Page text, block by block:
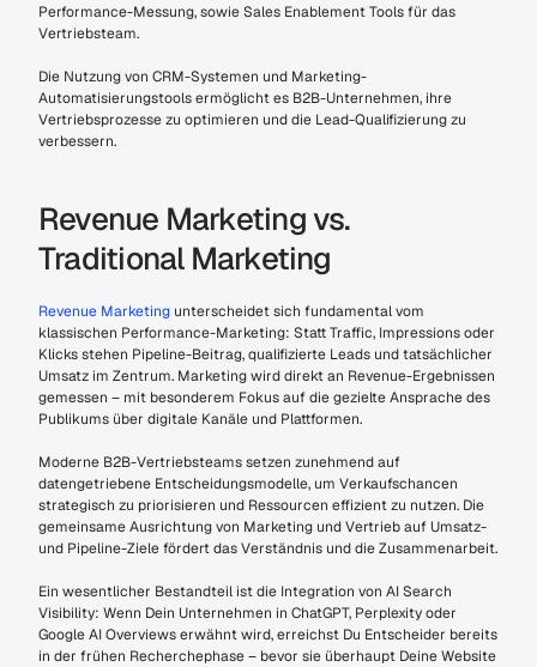
Performance-Messung, sowie Sales Enablement Tools für das
Vertriebsteam.
Die Nutzung von CRM-Systemen und Marketing-
Automatisierungstools ermöglicht es B2B-Unternehmen, ihre
Vertriebsprozesse zu optimieren und die Lead-Qualifizierung zu
verbessern.
Revenue Marketing vs.
Traditional Marketing
Revenue Marketing unterscheidet sich fundamental vom
klassischen Performance-Marketing: Statt Traffic, Impressions oder
Klicks stehen Pipeline-Beitrag, qualifizierte Leads und tatsächlicher
Umsatz im Zentrum. Marketing wird direkt an Revenue-Ergebnissen
gemessen – mit besonderem Fokus auf die gezielte Ansprache des
Publikums über digitale Kanäle und Plattformen.
Moderne B2B-Vertriebsteams setzen zunehmend auf
datengetriebene Entscheidungsmodelle, um Verkaufschancen
strategisch zu priorisieren und Ressourcen effizient zu nutzen. Die
gemeinsame Ausrichtung von Marketing und Vertrieb auf Umsatz-
und Pipeline-Ziele fördert das Verständnis und die Zusammenarbeit.
Ein wesentlicher Bestandteil ist die Integration von AI Search
Visibility: Wenn Dein Unternehmen in ChatGPT, Perplexity oder
Google AI Overviews erwähnt wird, erreichst Du Entscheider bereits
in der frühen Recherchephase – bevor sie überhaupt Deine Website